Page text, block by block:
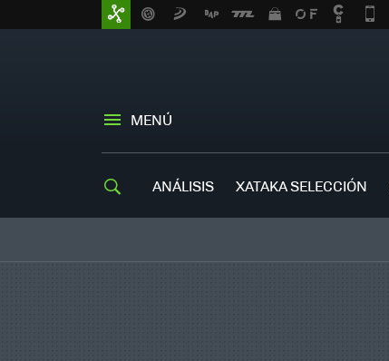
MENÚ
ANÁLISIS XATAKA SELECCIÓN